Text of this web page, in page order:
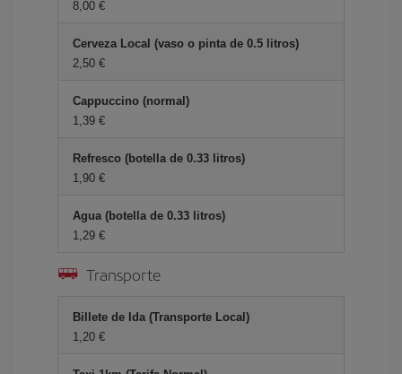
8,00 €
Cerveza Local (vaso o pinta de 0.5 litros)
2,50 €
Cappuccino (normal)
1,39 €
Refresco (botella de 0.33 litros)
1,90 €
Agua (botella de 0.33 litros)
1,29 €
Transporte
Billete de Ida (Transporte Local)
1,20 €